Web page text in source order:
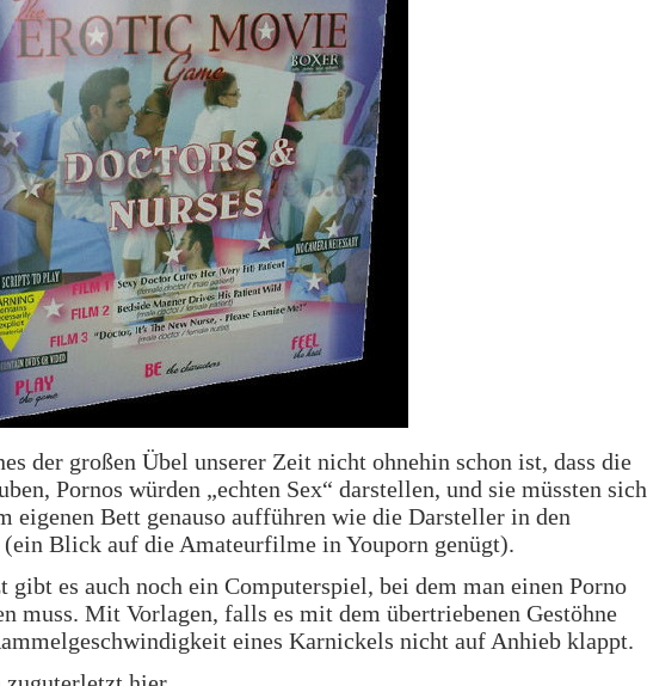
der großen Übel unserer Zeit nicht ohnehin schon ist, dass die
Pornos würden „echten Sex“ darstellen, und sie müssten sich
eigenen Bett genauso aufführen wie die Darsteller in den
Blick auf die Amateurfilme in Youporn genügt).
gibt es auch noch ein Computerspiel, bei dem man einen Porno
muss. Mit Vorlagen, falls es mit dem übertriebenen Gestöhne
eines Karnickels nicht auf Anhieb klappt.